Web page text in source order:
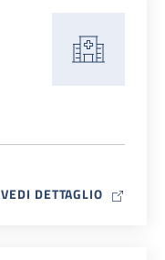
VEDI DETTAGLIO MAP ICON